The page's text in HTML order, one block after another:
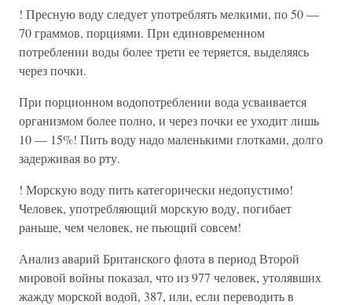
! Пресную воду следует употреблять мелкими, по 50 —
70 граммов, порциями. При единовременном
потреблении воды более трети ее теряется, выделяясь
через почки.
При порционном водопотреблении вода усваивается
организмом более полно, и через почки ее уходит лишь
10 — 15%! Пить воду надо маленькими глотками, долго
задерживая во рту.
! Морскую воду пить категорически недопустимо!
Человек, употребляющий морскую воду, погибает
раньше, чем человек, не пьющий совсем!
Анализ аварий Британского флота в период Второй
мировой войны показал, что из 977 человек, утолявших
жажду морской водой, 387, или, если переводить в